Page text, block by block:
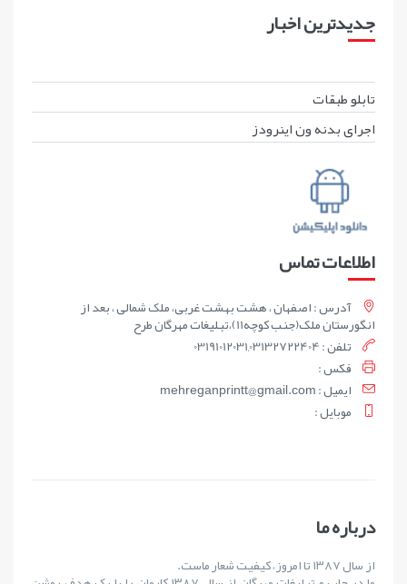
جدیدترین اخبار
تابلو طبقات
اجرای بدنه ون اینرودز
اطلاعات تماس
آدرس : اصفهان ، هشت بهشت غربی، ملک شمالی ، بعد از
انگورستان ملک(جنب کوچه11)،تبلیغات مهرگان طرح
تلفن : 03191012031,03132722404
فکس :
ايميل : mehreganprintt@gmail.com
موبايل :
درباره ما
از سال ۱۳۸۷ تا امروز، کیفیت شعار ماست.